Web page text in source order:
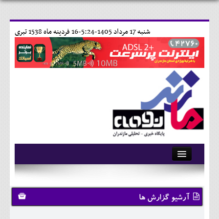
16 فردينه ماه 1538 تبری شنبه 17 مرداد 1405-5:24-
آرشیو
تماس با ما
وبلاگ
آرشیو گزارش ها